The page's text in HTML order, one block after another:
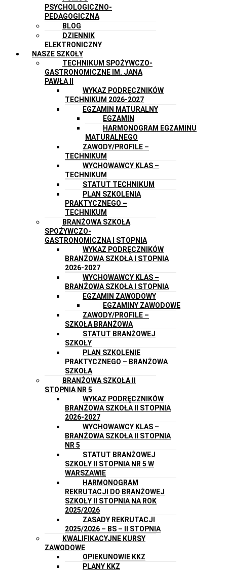
PSYCHOLOGICZNO-
PEDAGOGICZNA
BLOG
DZIENNIK
ELEKTRONICZNY
NASZE SZKOŁY
TECHNIKUM SPOŻYWCZO-
GASTRONOMICZNE IM. JANA
PAWŁA II
WYKAZ PODRĘCZNIKÓW
TECHNIKUM 2026-2027
EGZAMIN MATURALNY
EGZAMIN
HARMONOGRAM EGZAMINU
MATURALNEGO
ZAWODY/PROFILE –
TECHNIKUM
WYCHOWAWCY KLAS –
TECHNIKUM
STATUT TECHNIKUM
PLAN SZKOLENIA
PRAKTYCZNEGO –
TECHNIKUM
BRANŻOWA SZKOŁA
SPOŻYWCZO-
GASTRONOMICZNA I STOPNIA
WYKAZ PODRĘCZNIKÓW
BRANŻOWA SZKOŁA I STOPNIA
2026-2027
WYCHOWAWCY KLAS –
BRANŻOWA SZKOŁA I STOPNIA
EGZAMIN ZAWODOWY
EGZAMINY ZAWODOWE
ZAWODY/PROFILE –
SZKOŁA BRANŻOWA
STATUT BRANŻOWEJ
SZKOŁY
PLAN SZKOLENIE
PRAKTYCZNEGO – BRANŻOWA
SZKOŁA
BRANŻOWA SZKOŁA II
STOPNIA NR 5
WYKAZ PODRĘCZNIKÓW
BRANŻOWA SZKOŁA II STOPNIA
2026-2027
WYCHOWAWCY KLAS –
BRANŻOWA SZKOŁA II STOPNIA
NR 5
STATUT BRANŻOWEJ
SZKOŁY II STOPNIA NR 5 W
WARSZAWIE
HARMONOGRAM
REKRUTACJI DO BRANŻOWEJ
SZKOŁY II STOPNIA NA ROK
2025/2026
ZASADY REKRUTACJI
2025/2026 – BS – II STOPNIA
KWALIFIKACYJNE KURSY
ZAWODOWE
OPIEKUNOWIE KKZ
PLANY KKZ